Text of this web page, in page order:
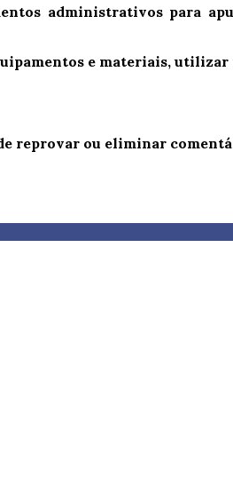
administrativos para
e materiais,
reprovar ou eliminar